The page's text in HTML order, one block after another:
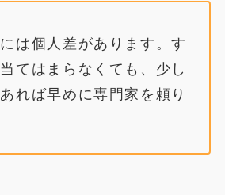
は個人差があります。す
てはまらなくても、少し
れば早めに専門家を頼り